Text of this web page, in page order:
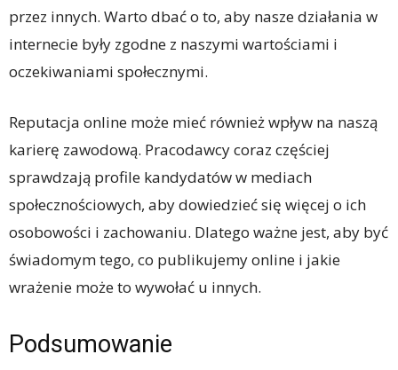
przez innych. Warto dbać o to, aby nasze działania w
internecie były zgodne z naszymi wartościami i
oczekiwaniami społecznymi.
Reputacja online może mieć również wpływ na naszą
karierę zawodową. Pracodawcy coraz częściej
sprawdzają profile kandydatów w mediach
społecznościowych, aby dowiedzieć się więcej o ich
osobowości i zachowaniu. Dlatego ważne jest, aby być
świadomym tego, co publikujemy online i jakie
wrażenie może to wywołać u innych.
Podsumowanie